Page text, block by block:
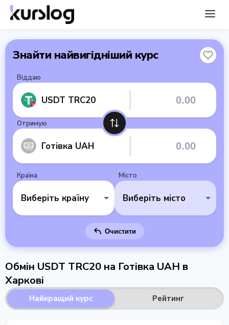
Знайти найвигідніший курс
Віддаю
USDT TRC20
Отримую
Готівка UAH
Країна
Виберіть країну
Місто
Виберіть місто
Очистити
Обмін USDT TRC20 на Готівка UAH в
Харкові
Найкращий курс Рейтинг